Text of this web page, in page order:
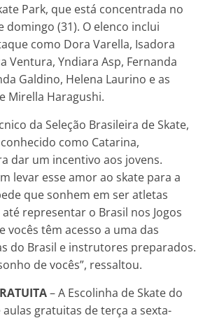
Park, que está concentrada no
domingo (31). O elenco inclui
como Dora Varella, Isadora
Ventura, Yndiara Asp, Fernanda
Galdino, Helena Laurino e as
Mirella Haragushi.
da Seleção Brasileira de Skate,
como Catarina,
dar um incentivo aos jovens.
levar esse amor ao skate para a
que sonhem em ser atletas
representar o Brasil nos Jogos
vocês têm acesso a uma das
do Brasil e instrutores preparados.
de vocês”, ressaltou.
– A Escolinha de Skate do
aulas gratuitas de terça a sexta-